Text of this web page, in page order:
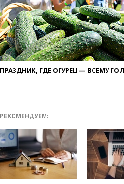
ПРАЗДНИК, ГДЕ ОГУРЕЦ — ВСЕМУ
РЕКОМЕНДУЕМ: